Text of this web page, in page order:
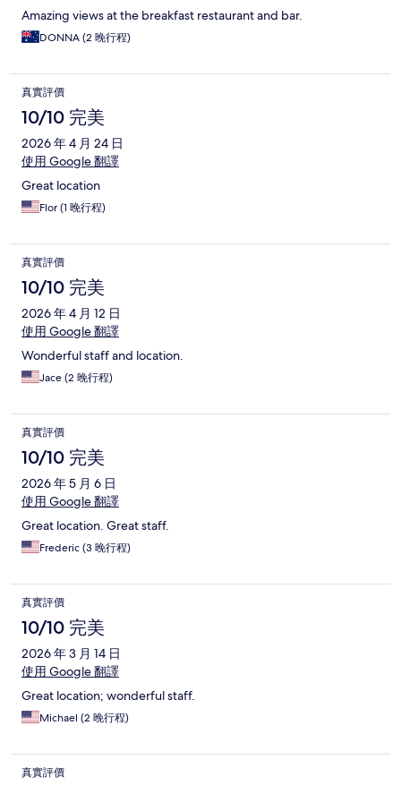
Amazing views at the breakfast restaurant and bar.
DONNA (2 晚行程)
真實評價
10/10 完美
2026 年 4 月 24 日
使用 Google 翻譯
Great location
Flor (1 晚行程)
真實評價
10/10 完美
2026 年 4 月 12 日
使用 Google 翻譯
Wonderful staff and location.
Jace (2 晚行程)
真實評價
10/10 完美
2026 年 5 月 6 日
使用 Google 翻譯
Great location. Great staff.
Frederic (3 晚行程)
真實評價
10/10 完美
2026 年 3 月 14 日
使用 Google 翻譯
Great location; wonderful staff.
Michael (2 晚行程)
真實評價